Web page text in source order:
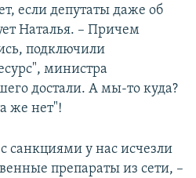
если депутаты даже об
Наталья. – Причем
подключили
министра
достали. А мы-то куда?
же нет"!
санкциями у нас исчезли
препараты из сети, –